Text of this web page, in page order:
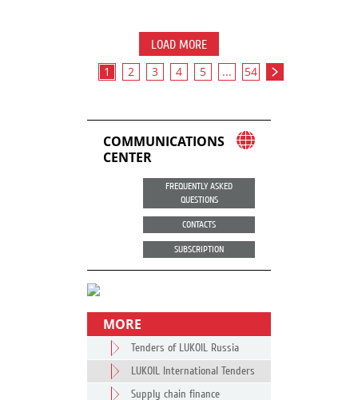
LOAD MORE
1 2 3 4 5 ... 54
COMMUNICATIONS
CENTER
FREQUENTLY ASKED
QUESTIONS
CONTACTS
SUBSCRIPTION
MORE
Tenders of LUKOIL Russia
LUKOIL International Tenders
Supply chain finance